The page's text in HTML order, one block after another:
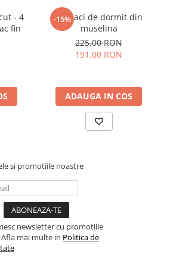
- 4
fin
-15%
Set saci de dormit din
muselina
225,00 RON
191,00 RON
ADAUGA IN COS
si promotiile noastre
newsletter cu promotiile
mai multe in Politica de